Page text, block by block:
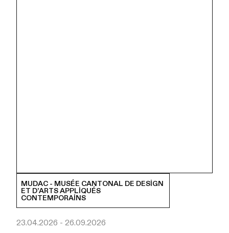
MUDAC - MUSÉE CANTONAL DE DESIGN
ET D’ARTS APPLIQUÉS
CONTEMPORAINS
23.04.2026 - 26.09.2026